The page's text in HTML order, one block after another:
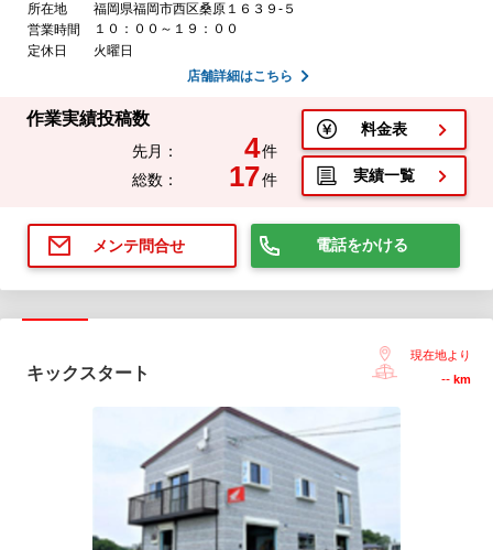
所在地
福岡県福岡市西区桑原１６３９-５
営業時間
１０：００～１９：００
定休日
火曜日
店舗詳細はこちら
作業実績投稿数
先月： 4件
総数：
17件
料金表
実績一覧
メンテ問合せ 電話をかける
キックスタート
現在地より
-- km